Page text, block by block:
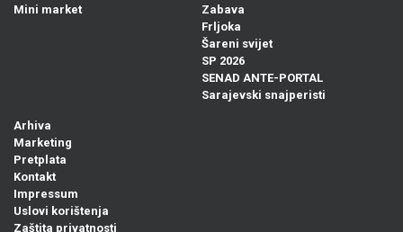
Mini market
Zabava
Frljoka
Šareni svijet
SP 2026
SENAD ANTE-PORTAL
Sarajevski snajperisti
Arhiva
Marketing
Pretplata
Kontakt
Impressum
Uslovi korištenja
Zaštita privatnosti